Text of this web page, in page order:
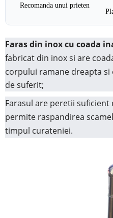
Recomanda unui prieten
Faras din inox cu coada
fabricat din inox si are
corpului ramane dreapta
de suferit;
Farasul are peretii
permite raspandirea
timpul curateniei.